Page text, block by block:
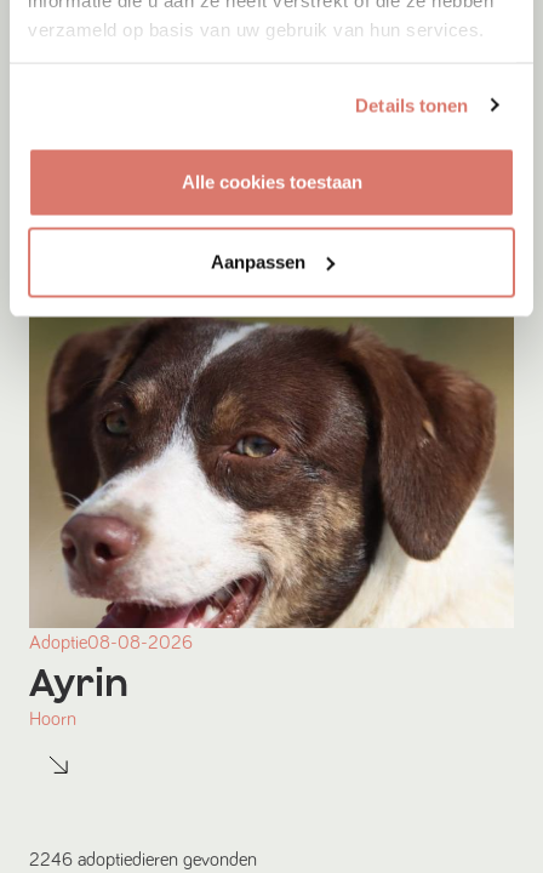
verzameld op basis van uw gebruik van hun services.
Details tonen
Alle cookies toestaan
Aanpassen
Woozles
Adoptie08-08-2026
Ayrin
Hoorn
2246 adoptiedieren gevonden